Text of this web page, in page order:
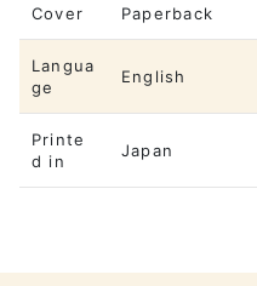
Cover Paperback
Langua
ge
English
Printe
d in
Japan